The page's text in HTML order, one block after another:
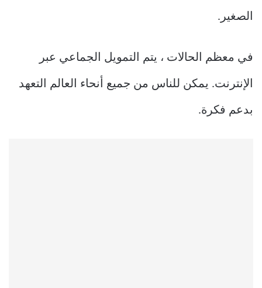
الصغير.
في معظم الحالات ، يتم التمويل الجماعي عبر
الإنترنت. يمكن للناس من جميع أنحاء العالم التعهد
بدعم فكرة.